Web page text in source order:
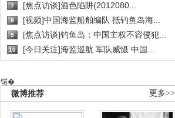
7 [焦点访谈]酒色陷阱(2012080...
8 [视频]中国海监船舶编队 抵钓鱼岛海...
9 [焦点访谈]钓鱼岛：中国主权不容侵犯...
10 [今日关注]海监巡航 军队威慑 中国...
锘�
更多>>
微博推荐